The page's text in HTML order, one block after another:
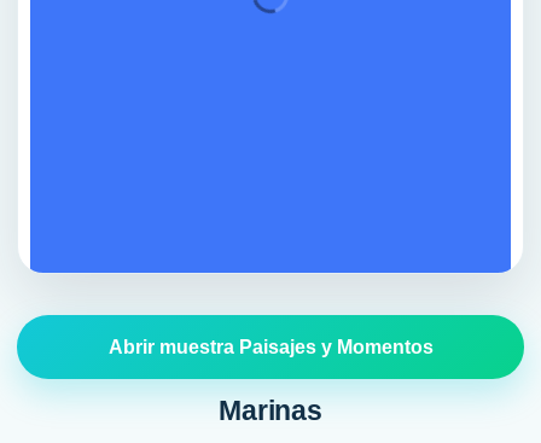
Abrir muestra Paisajes y Momentos
Marinas